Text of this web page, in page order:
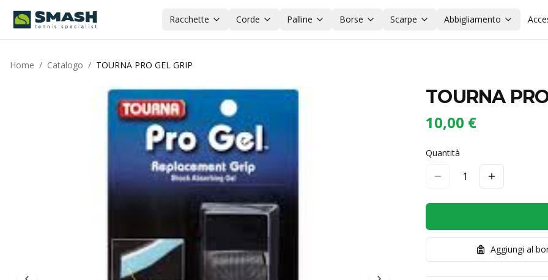
Racchette Corde Palline Borse Scarpe Abbigliamento
Home / Catalogo / TOURNA PRO GEL GRIP
TOURNA
10,00 €
Quantità
1
Aggiungi al